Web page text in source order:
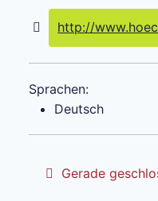
http://
Sprachen:
Deutsch
Gerade